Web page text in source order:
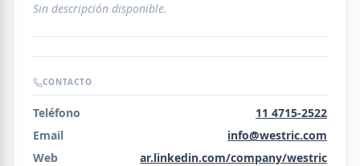
Sin descripción disponible.
CONTACTO
Teléfono
11 4715-2522
Email
info@westric.com
Web
ar.linkedin.com/company/westric